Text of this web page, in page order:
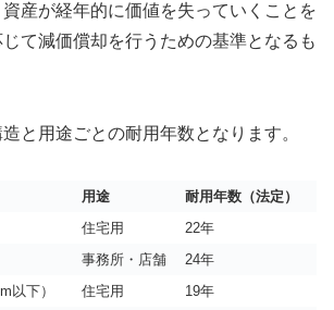
産が経年的に価値を失っていくことを
て減価償却を行うための基準となるも
と用途ごとの耐用年数となります。
用途
耐用年数（法定）
住宅用
22年
事務所・店舗
24年
以下）
住宅用
19年